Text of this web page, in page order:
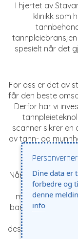
I hjertet av
klinikk som
spesielt når det
For oss er det av
får den beste
Derfor har vi
scanner sikrer en
av tann- og
Når det kommer til
sette inn
moderne utstyr
bare at
pasientens
designet for å være
Dine data er
forbedre og
denne
info